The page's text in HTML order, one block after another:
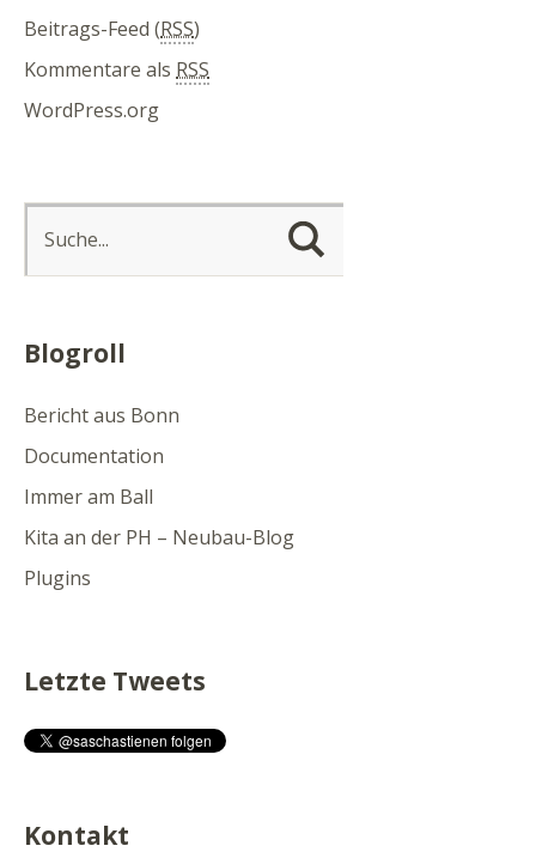
Beitrags-Feed (RSS)
Kommentare als RSS
WordPress.org
Blogroll
Bericht aus Bonn
Documentation
Immer am Ball
Kita an der PH – Neubau-Blog
Plugins
Letzte Tweets
Kontakt